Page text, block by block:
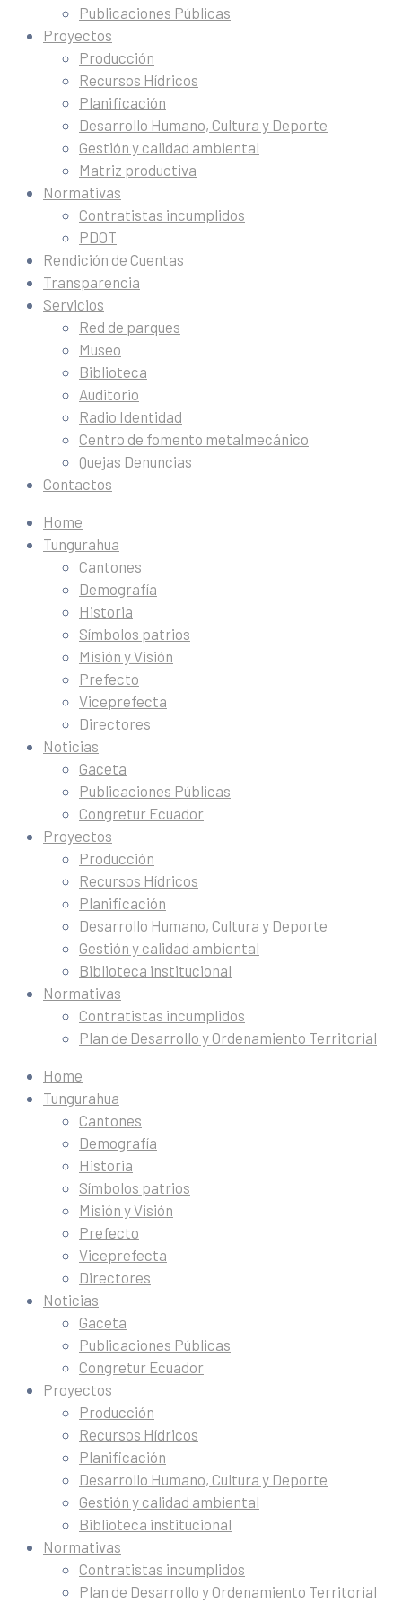
Publicaciones Públicas
Proyectos
Producción
Recursos Hídricos
Planificación
Desarrollo Humano, Cultura y Deporte
Gestión y calidad ambiental
Matriz productiva
Normativas
Contratistas incumplidos
PDOT
Rendición de Cuentas
Transparencia
Servicios
Red de parques
Museo
Biblioteca
Auditorio
Radio Identidad
Centro de fomento metalmecánico
Quejas Denuncias
Contactos
Home
Tungurahua
Cantones
Demografía
Historia
Símbolos patrios
Misión y Visión
Prefecto
Viceprefecta
Directores
Noticias
Gaceta
Publicaciones Públicas
Congretur Ecuador
Proyectos
Producción
Recursos Hídricos
Planificación
Desarrollo Humano, Cultura y Deporte
Gestión y calidad ambiental
Biblioteca institucional
Normativas
Contratistas incumplidos
Plan de Desarrollo y Ordenamiento Territorial
Home
Tungurahua
Cantones
Demografía
Historia
Símbolos patrios
Misión y Visión
Prefecto
Viceprefecta
Directores
Noticias
Gaceta
Publicaciones Públicas
Congretur Ecuador
Proyectos
Producción
Recursos Hídricos
Planificación
Desarrollo Humano, Cultura y Deporte
Gestión y calidad ambiental
Biblioteca institucional
Normativas
Contratistas incumplidos
Plan de Desarrollo y Ordenamiento Territorial